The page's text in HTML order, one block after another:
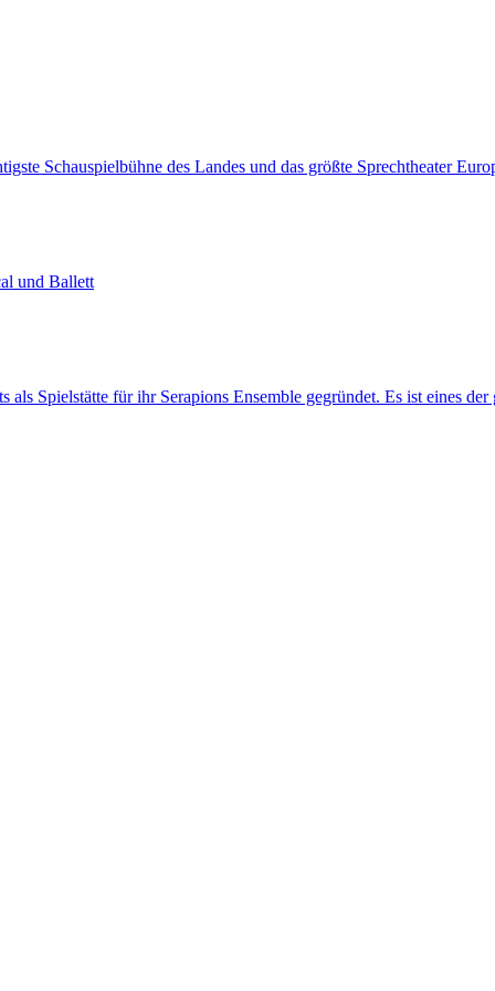
Schauspielbühne des Landes und das größte Sprechtheater
und Ballett
Spielstätte für ihr Serapions Ensemble gegründet. Es ist eines der